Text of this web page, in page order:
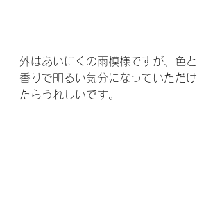
外はあいにくの雨模様ですが、色と
香りで明るい気分になっていただけ
たらうれしいです。